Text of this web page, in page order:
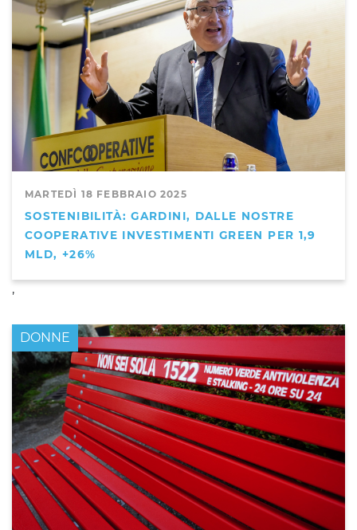
MARTEDÌ 18 FEBBRAIO 2025
SOSTENIBILITÀ: GARDINI, DALLE NOSTRE
COOPERATIVE INVESTIMENTI GREEN PER 1,9
MLD, +26%
,
DONNE